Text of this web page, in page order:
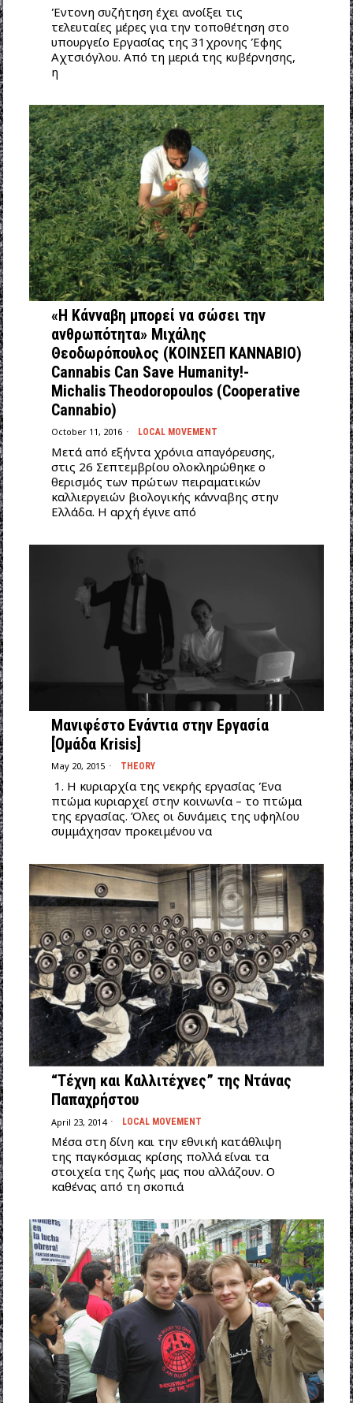
Έντονη συζήτηση έχει ανοίξει τις
τελευταίες μέρες για την τοποθέτηση στο
υπουργείο Εργασίας της 31χρονης Έφης
Αχτσιόγλου. Από τη μεριά της κυβέρνησης,
η
«Η Κάνναβη μπορεί να σώσει την
ανθρωπότητα» Μιχάλης
Θεοδωρόπουλος (ΚΟΙΝΣΕΠ ΚΑΝΝΑΒΙΟ)
Cannabis Can Save Humanity!-
Michalis Theodoropoulos (Cooperative
Cannabio)
October 11, 2016 LOCAL MOVEMENT
Μετά από εξήντα χρόνια απαγόρευσης,
στις 26 Σεπτεμβρίου ολοκληρώθηκε ο
θερισμός των πρώτων πειραματικών
καλλιεργειών βιολογικής κάνναβης στην
Ελλάδα. Η αρχή έγινε από
Μανιφέστο Ενάντια στην Εργασία
[Ομάδα Krisis]
May 20, 2015 THEORY
1. Η κυριαρχία της νεκρής εργασίας Ένα
πτώμα κυριαρχεί στην κοινωνία – το πτώμα
της εργασίας. Όλες οι δυνάμεις της υφηλίου
συμμάχησαν προκειμένου να
“Τέχνη και Καλλιτέχνες” της Ντάνας
Παπαχρήστου
April 23, 2014 LOCAL MOVEMENT
Μέσα στη δίνη και την εθνική κατάθλιψη
της παγκόσμιας κρίσης πολλά είναι τα
στοιχεία της ζωής μας που αλλάζουν. Ο
καθένας από τη σκοπιά